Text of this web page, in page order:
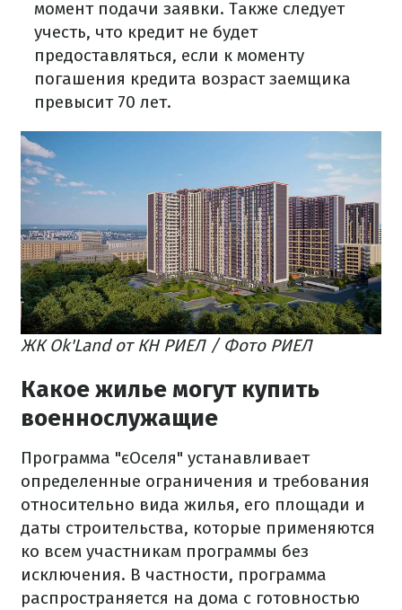
момент подачи заявки. Также следует
учесть, что кредит не будет
предоставляться, если к моменту
погашения кредита возраст заемщика
превысит 70 лет.
ЖК Оk'Land от КН РИЕЛ / Фото РИЕЛ
Какое жилье могут купить
военнослужащие
Программа "єОселя" устанавливает
определенные ограничения и требования
относительно вида жилья, его площади и
даты строительства, которые применяются
ко всем участникам программы без
исключения. В частности, программа
распространяется на дома с готовностью